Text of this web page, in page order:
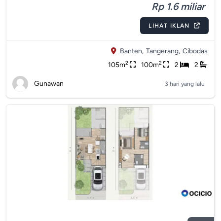
Rp 1.6 miliar
LIHAT IKLAN
Banten, Tangerang, Cibodas
105m2 100m2 2 2
Gunawan 3 hari yang lalu